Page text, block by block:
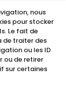
nous
pour stocker
Le fait de
de traiter des
ou les ID
ou de retirer
sur certaines